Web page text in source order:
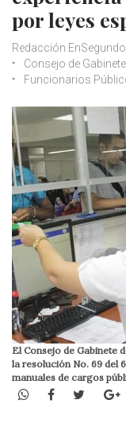
por leyes
Redacción
Consejo de Gabinete
Funcionarios
El Consejo de Gabinete
la resolución No. 69 del
manuales de cargos
WhatsApp
Facebook
Twitter